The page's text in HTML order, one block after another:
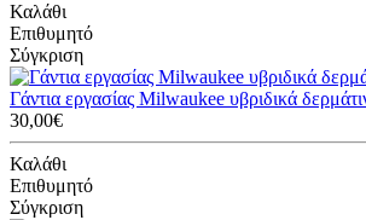
Καλάθι
Επιθυμητό
Σύγκριση
Γάντια εργασίας Milwaukee υβριδικά
30,00€
Καλάθι
Επιθυμητό
Σύγκριση